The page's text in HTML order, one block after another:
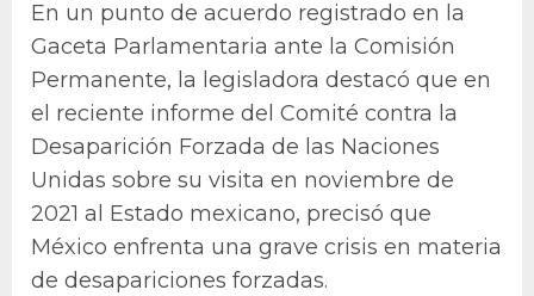
En un punto de acuerdo registrado en la
Gaceta Parlamentaria ante la Comisión
Permanente, la legisladora destacó que en
el reciente informe del Comité contra la
Desaparición Forzada de las Naciones
Unidas sobre su visita en noviembre de
2021 al Estado mexicano, precisó que
México enfrenta una grave crisis en materia
de desapariciones forzadas.